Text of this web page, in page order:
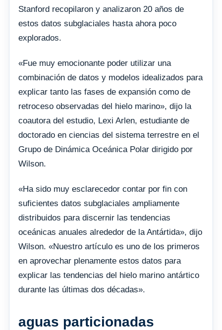
Stanford recopilaron y analizaron 20 años de
estos datos subglaciales hasta ahora poco
explorados.
«Fue muy emocionante poder utilizar una
combinación de datos y modelos idealizados para
explicar tanto las fases de expansión como de
retroceso observadas del hielo marino», dijo la
coautora del estudio, Lexi Arlen, estudiante de
doctorado en ciencias del sistema terrestre en el
Grupo de Dinámica Oceánica Polar dirigido por
Wilson.
«Ha sido muy esclarecedor contar por fin con
suficientes datos subglaciales ampliamente
distribuidos para discernir las tendencias
oceánicas anuales alrededor de la Antártida», dijo
Wilson. «Nuestro artículo es uno de los primeros
en aprovechar plenamente estos datos para
explicar las tendencias del hielo marino antártico
durante las últimas dos décadas».
aguas particionadas